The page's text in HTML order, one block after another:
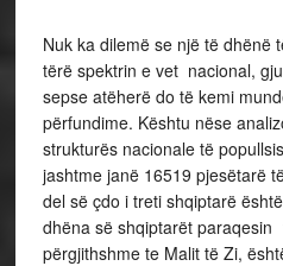
Nuk ka dilemë se një të dhënë
tërë spektrin e vet nacional,
sepse atëherë do të kemi
përfundime. Kështu nëse
strukturës nacionale të
jashtme janë 16519 pjesëtarë
del së çdo i treti shqiptarë
dhëna së shqiptarët paraqesin
përgjithshme te Malit të Zi,